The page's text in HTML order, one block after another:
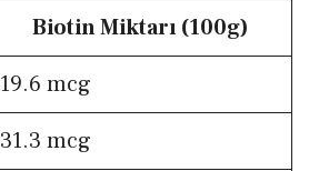
Biotin Miktarı (100g)
19.6 mcg
31.3 mcg